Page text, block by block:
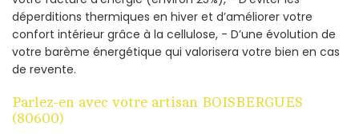
déperditions thermiques en hiver et d’améliorer votre
confort intérieur grâce à la cellulose, - D’une évolution de
votre barème énergétique qui valorisera votre bien en cas
de revente.
Parlez-en avec votre artisan BOISBERGUES
(80600)